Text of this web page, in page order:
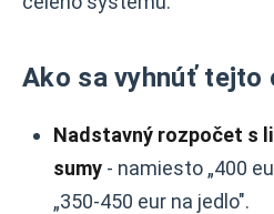
Ako sa vyhnúť tejto
Nadstavný rozpočet s
sumy - namiesto „400
„350-450 eur na jedlo".